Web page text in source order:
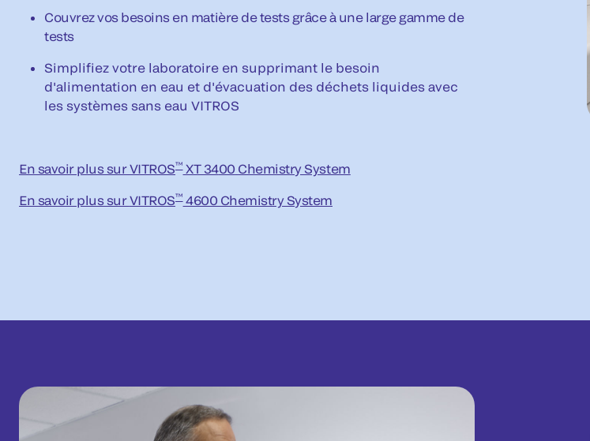
Couvrez vos besoins en matière de tests grâce à une large gamme de
tests
Simplifiez votre laboratoire en supprimant le besoin
d'alimentation en eau et d'évacuation des déchets liquides avec
les systèmes sans eau VITROS
En savoir plus sur VITROS™XT 3400 Chemistry System
En savoir plus surVITROS™4600 Chemistry System